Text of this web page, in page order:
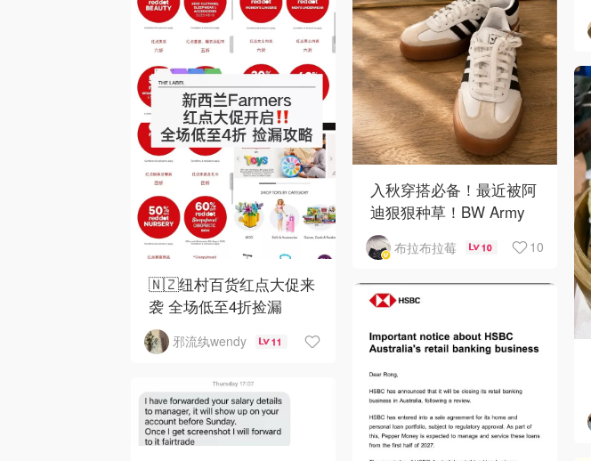
入秋穿搭必备！最近被阿
迪狠狠种草！BW Army
和 Sambae 值得拥有！
布拉布拉莓 10 10
🇳🇿纽村百货红点大促来
袭 全场低至4折捡漏
邪流纨wendy 11